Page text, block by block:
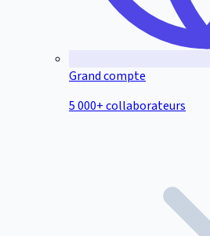
Grand compte
5 000+ collaborateurs